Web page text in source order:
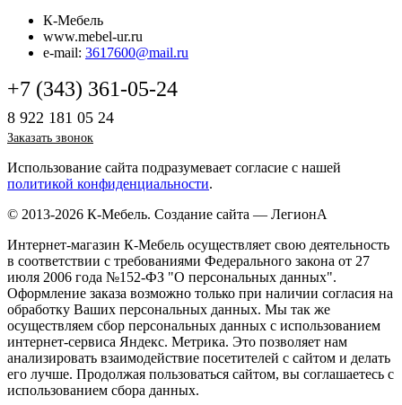
К-Мебель
www.mebel-ur.ru
e-mail: 3617600@mail.ru
+7 (343) 361-05-24
8 922 181 05 24
Заказать звонок
Использование сайта подразумевает согласие с нашей
политикой конфиденциальности.
© 2013-2026 К-Мебель. Создание сайта — ЛегионА
Интернет-магазин К-Мебель осуществляет свою деятельность
в соответствии с требованиями Федерального закона от 27
июля 2006 года №152-ФЗ "О персональных данных".
Оформление заказа возможно только при наличии согласия на
обработку Ваших персональных данных. Мы так же
осуществляем сбор персональных данных с использованием
интернет-сервиса Яндекс. Метрика. Это позволяет нам
анализировать взаимодействие посетителей с сайтом и делать
его лучше. Продолжая пользоваться сайтом, вы соглашаетесь с
использованием сбора данных.